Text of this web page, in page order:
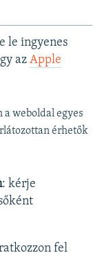
le ingyenes
az Apple
weboldal egyes
érhetők
: kérje
fel